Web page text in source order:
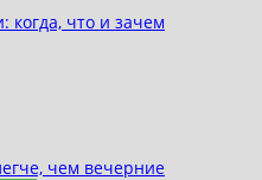
когда, что и зачем
чем вечерние